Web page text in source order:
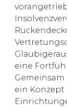
eine
ein Konzept